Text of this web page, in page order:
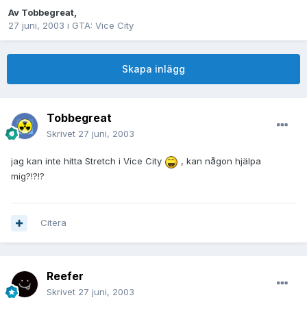
Av Tobbegreat,
27 juni, 2003 i GTA: Vice City
Skapa inlägg
Tobbegreat
Skrivet 27 juni, 2003
jag kan inte hitta Stretch i Vice City
, kan någon hjälpa
mig?!?!?
Citera
Reefer
Skrivet 27 juni, 2003